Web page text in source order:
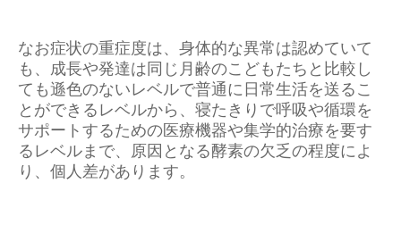
なお症状の重症度は、身体的な異常は認めていて
も、成長や発達は同じ月齢のこどもたちと比較し
ても遜色のないレベルで普通に日常生活を送るこ
とができるレベルから、寝たきりで呼吸や循環を
サポートするための医療機器や集学的治療を要す
るレベルまで、原因となる酵素の欠乏の程度によ
り、個人差があります。